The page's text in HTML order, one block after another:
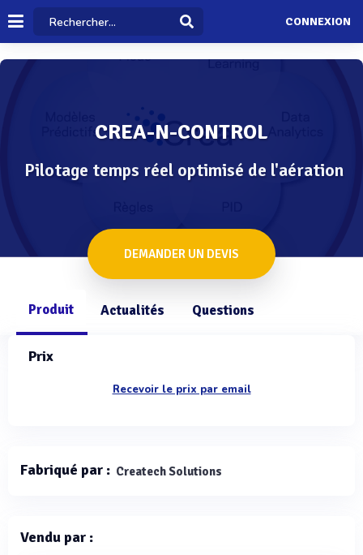
CONNEXION
CREA-N-CONTROL
Pilotage temps réel optimisé de l'aération
DEMANDER UN DEVIS
Produit Actualités Questions
Prix
Recevoir le prix par email
Fabriqué par : Createch Solutions
Vendu par :